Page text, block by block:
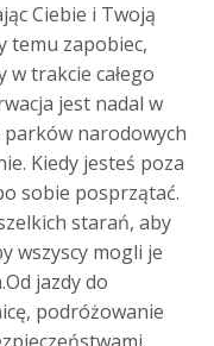
Ciebie i Twoją
temu zapobiec,
trakcie całego
jest nadal w
narodowych
Kiedy jesteś poza
sobie posprzątać.
starań, aby
wszyscy mogli je
jazdy do
podróżowanie